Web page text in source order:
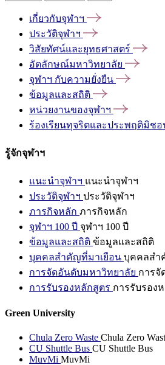
เกี่ยวกับจุฬาฯ
ประวัติจุฬาฯ
วิสัยทัศน์และยุทธศาสตร์
อัตลักษณ์มหาวิทยาลัย
จุฬาฯ กับความยั่งยืน
ข้อมูลและสถิติ
หน่วยงานของจุฬาฯ
ร้องเรียนทุจริตและประพฤติมิชอ
รู้จักจุฬาฯ
แนะนำจุฬาฯ แนะนำจุฬาฯ
ประวัติจุฬาฯ ประวัติจุฬาฯ
ภารกิจหลัก ภารกิจหลัก
จุฬาฯ 100 ปี จุฬาฯ 100 ปี
ข้อมูลและสถิติ ข้อมูลและสถิติ
บุคคลสำคัญที่มาเยือน บุคคลสำ
การจัดอันดับมหาวิทยาลัย การจั
การรับรองหลักสูตร การรับรอง
Green University
Chula Zero Waste Chula Zero
CU Shuttle Bus CU Shuttle Bus
MuvMi MuvMi